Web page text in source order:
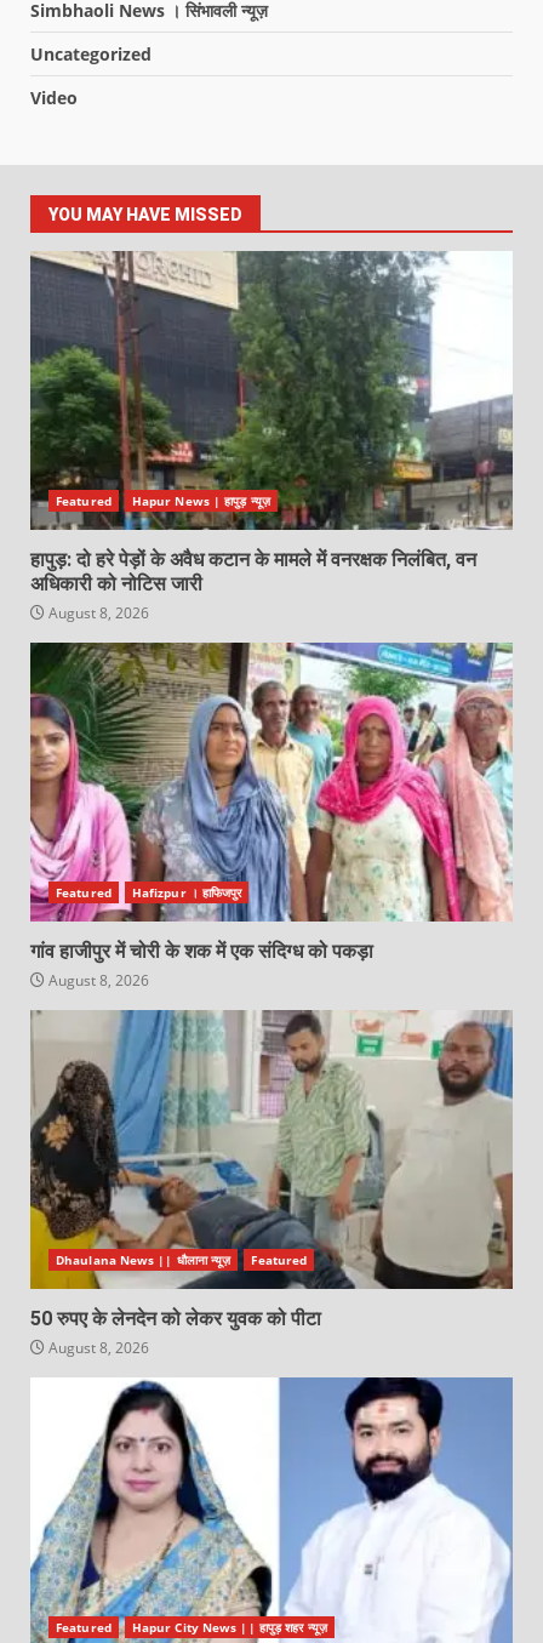
Simbhaoli News । सिंभावली न्यूज़
Uncategorized
Video
YOU MAY HAVE MISSED
Featured Hapur News | हापुड़ न्यूज़
हापुड़: दो हरे पेड़ों के अवैध कटान के मामले में वनरक्षक निलंबित, वन
अधिकारी को नोटिस जारी
August 8, 2026
Featured Hafizpur । हाफिजपुर
गांव हाजीपुर में चोरी के शक में एक संदिग्ध को पकड़ा
August 8, 2026
Dhaulana News || धौलाना न्यूज़ Featured
50 रुपए के लेनदेन को लेकर युवक को पीटा
August 8, 2026
Featured Hapur City News || हापुड़ शहर न्यूज़